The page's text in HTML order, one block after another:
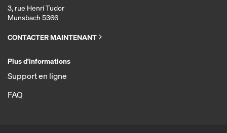
3, rue Henri Tudor
Munsbach 5366
CONTACTER MAINTENANT
Plus d'informations
Support en ligne
FAQ